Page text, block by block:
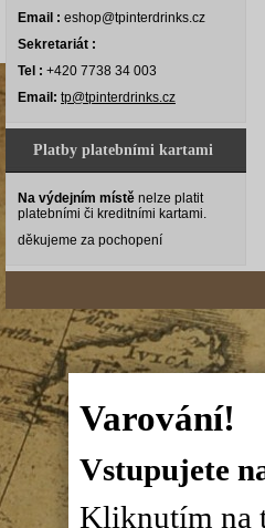
Email : eshop@tpinterdrinks.cz
Sekretariát :
Tel : +420 7738 34 003
Email: tp@tpinterdrinks.cz
Platby platebními kartami
Na výdejním místě nelze platit
platebními či kreditními kartami.
děkujeme za pochopení
Varování!
Vstupujete
Kliknutím na